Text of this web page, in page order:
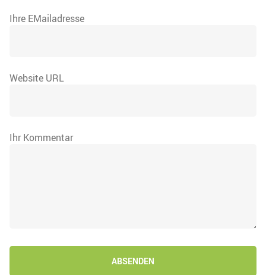
Ihre EMailadresse
Website URL
Ihr Kommentar
ABSENDEN